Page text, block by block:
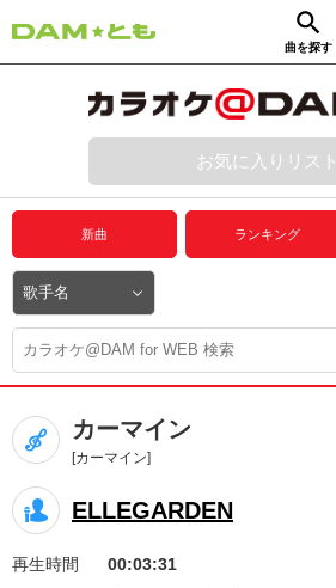
曲を探す
動画からさがす
ログイン
プレミアムサービス
DAM★とも動画
DAM★とも録音
カラオケ＠DAM
ユーザー検索
キャンペーン
お知らせ よくあるご質問
お気に入りリスト
新曲 ランキング
カーマイン
[カーマイン]
ELLEGARDEN
再生時間
00:03:31